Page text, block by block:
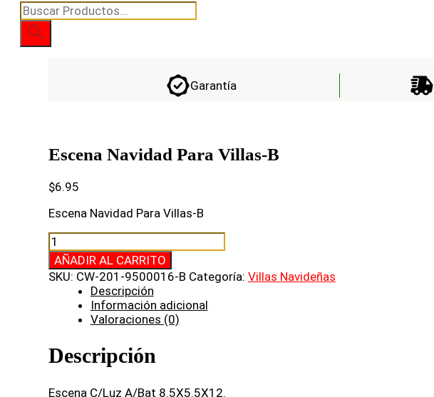
Búsqueda
de
productos
Garantía
Escena Navidad Para Villas-B
$6.95
Escena Navidad Para Villas-B
Escena
Navidad
Para
Villas-
cantidad
AÑADIR AL CARRITO
SKU: CW-201-9500016-B Categoría: Villas Navideñas
Descripción
Información adicional
Valoraciones (0)
Descripción
Escena C/Luz A/Bat 8.5X5.5X12.